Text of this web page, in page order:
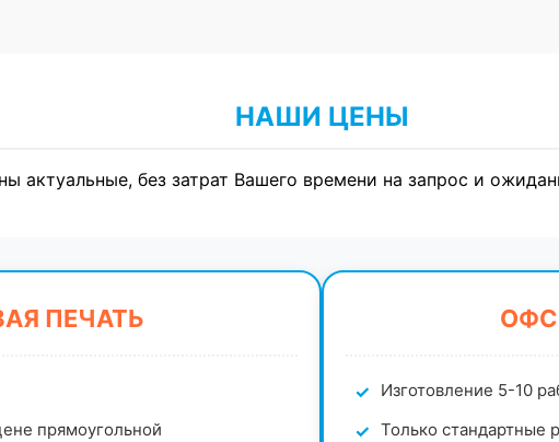
НАШИ ЦЕНЫ
актуальные, без затрат Вашего времени на запрос и
ПЕЧАТЬ
прямоугольной
Изготовление 5-10
Только стандартные